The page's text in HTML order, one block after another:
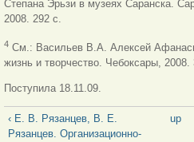
Степана Эрьзи в музеях Саранска.
2008. 292 с.
4 См.: Васильев В.А. Алексей
жизнь и творчество. Чебоксары, 2008.
Поступила 18.11.09.
‹ Е. В. Рязанцев, В. Е.
Рязанцев. Организационно-
up